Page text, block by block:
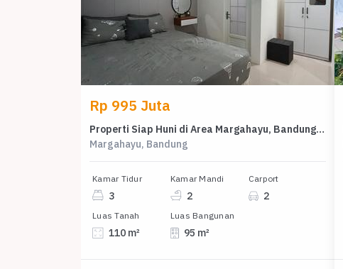
Rp 995 Juta
Properti Siap Huni di Area Margahayu, Bandung, LT 110m²
Margahayu, Bandung
Kamar Tidur
3
Kamar Mandi
2
Carport
2
Luas Tanah
110 m²
Luas Bangunan
95 m²